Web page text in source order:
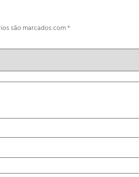
são marcados com*